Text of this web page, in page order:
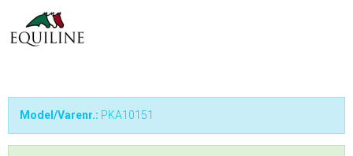
Model/Varenr.: PKA10151